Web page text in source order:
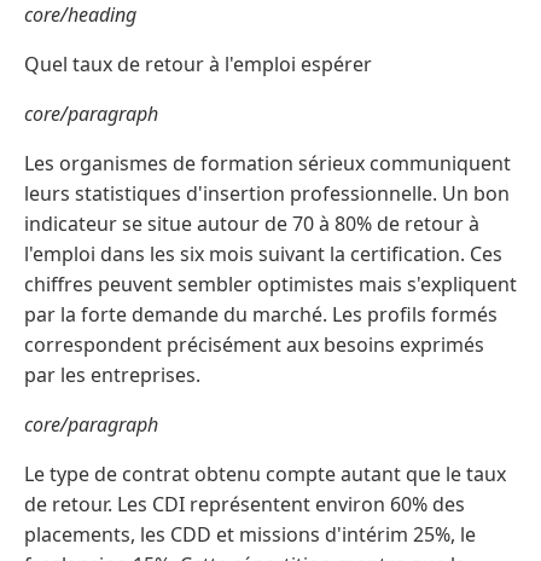
core/heading
Quel taux de retour à l'emploi espérer
core/paragraph
Les organismes de formation sérieux communiquent
leurs statistiques d'insertion professionnelle. Un bon
indicateur se situe autour de 70 à 80% de retour à
l'emploi dans les six mois suivant la certification. Ces
chiffres peuvent sembler optimistes mais s'expliquent
par la forte demande du marché. Les profils formés
correspondent précisément aux besoins exprimés
par les entreprises.
core/paragraph
Le type de contrat obtenu compte autant que le taux
de retour. Les CDI représentent environ 60% des
placements, les CDD et missions d'intérim 25%, le